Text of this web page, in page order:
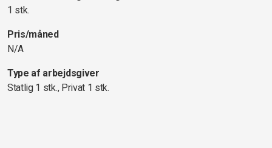
1 stk.
Pris/måned
N/A
Type af arbejdsgiver
Statlig 1 stk., Privat 1 stk.